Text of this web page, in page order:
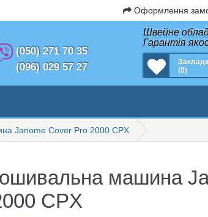
Оформлення
(050) 271 70 35
(096) 029 57 27
Швейне
Гарантія
(0)
Janome Cover Pro 2000 CPX
машина
CPX